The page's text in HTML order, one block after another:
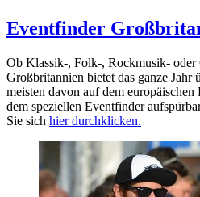
Eventfinder
Ob Klassik-, Folk-, Rockmusik- oder
Großbritannien bietet das ganze Jahr
meisten davon auf dem
dem speziellen Eventfinder
Sie sich hier durchklicken.